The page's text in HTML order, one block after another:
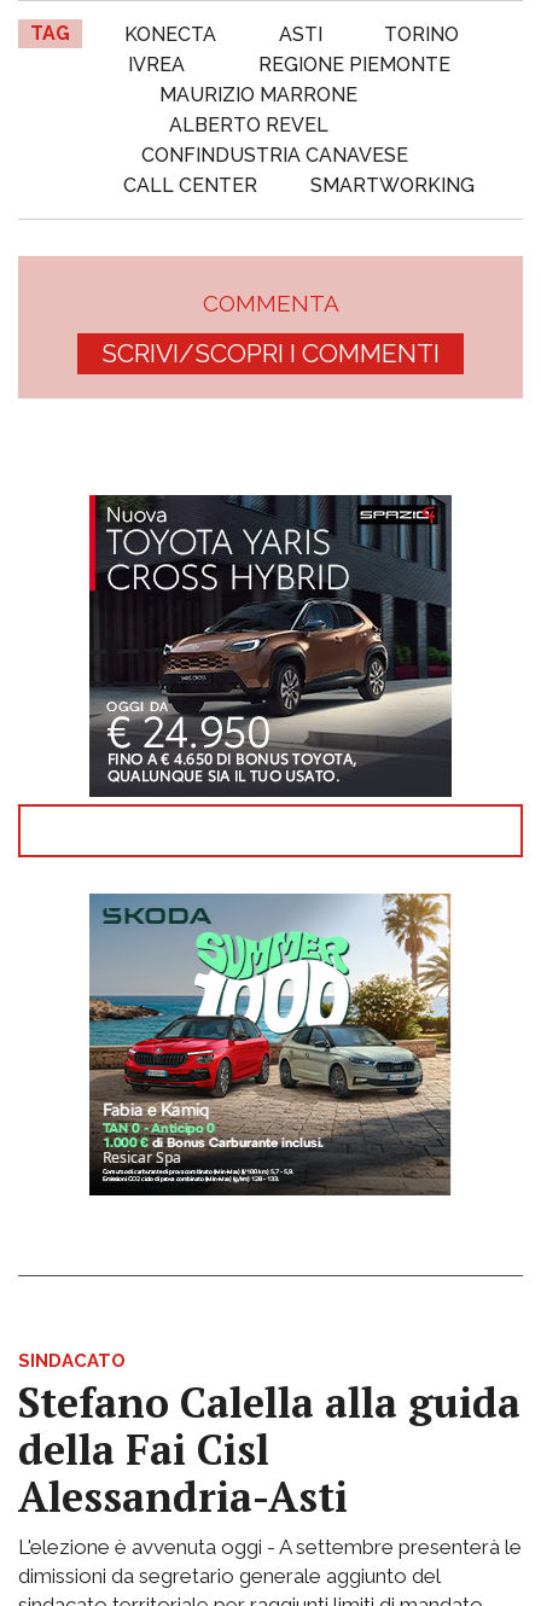
TAG KONECTA ASTI
TORINO
IVREA
REGIONE PIEMONTE
MAURIZIO MARRONE
ALBERTO REVEL
CONFINDUSTRIA CANAVESE
CALL CENTER
SMARTWORKING
COMMENTA
SCRIVI/SCOPRI I COMMENTI
SINDACATO
Stefano Calella alla guida
della Fai Cisl
Alessandria-Asti
L'elezione è avvenuta oggi - A settembre presenterà le
dimissioni da segretario generale aggiunto del